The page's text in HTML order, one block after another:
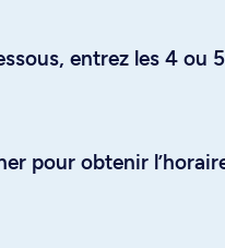
entrez les 4 ou
pour obtenir